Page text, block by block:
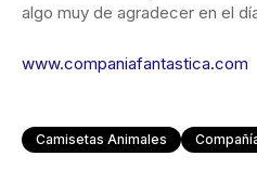
algo muy de agradecer en el
www.companiafantastica.com
Camisetas Animales